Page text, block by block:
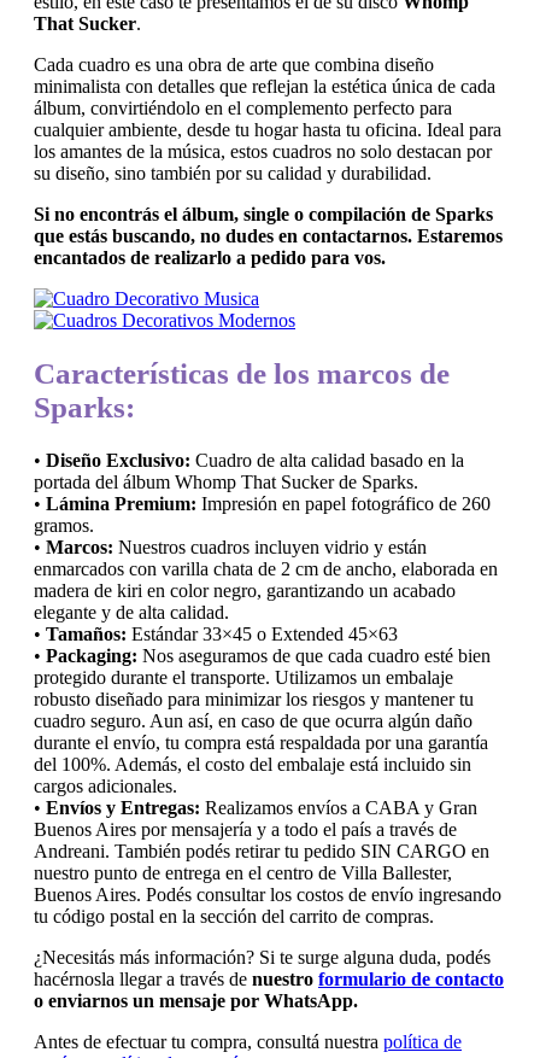
That Sucker.
Cada cuadro es una obra de arte que combina diseño
minimalista con detalles que reflejan la estética única de cada
álbum, convirtiéndolo en el complemento perfecto para
cualquier ambiente, desde tu hogar hasta tu oficina. Ideal para
los amantes de la música, estos cuadros no solo destacan por
su diseño, sino también por su calidad y durabilidad.
Si no encontrás el álbum, single o compilación de Sparks
que estás buscando, no dudes en contactarnos. Estaremos
encantados de realizarlo a pedido para vos.
Características de los marcos de
Sparks:
• Diseño Exclusivo: Cuadro de alta calidad basado en la
portada del álbum Whomp That Sucker de Sparks.
• Lámina Premium: Impresión en papel fotográfico de 260
gramos.
• Marcos: Nuestros cuadros incluyen vidrio y están
enmarcados con varilla chata de 2 cm de ancho, elaborada en
madera de kiri en color negro, garantizando un acabado
elegante y de alta calidad.
• Tamaños: Estándar 33×45 o Extended 45×63
• Packaging: Nos aseguramos de que cada cuadro esté bien
protegido durante el transporte. Utilizamos un embalaje
robusto diseñado para minimizar los riesgos y mantener tu
cuadro seguro. Aun así, en caso de que ocurra algún daño
durante el envío, tu compra está respaldada por una garantía
del 100%. Además, el costo del embalaje está incluido sin
cargos adicionales.
• Envíos y Entregas: Realizamos envíos a CABA y Gran
Buenos Aires por mensajería y a todo el país a través de
Andreani. También podés retirar tu pedido SIN CARGO en
nuestro punto de entrega en el centro de Villa Ballester,
Buenos Aires. Podés consultar los costos de envío ingresando
tu código postal en la sección del carrito de compras.
¿Necesitás más información? Si te surge alguna duda, podés
hacérnosla llegar a través de nuestro formulario de contacto
o enviarnos un mensaje por WhatsApp.
Antes de efectuar tu compra, consultá nuestra política de